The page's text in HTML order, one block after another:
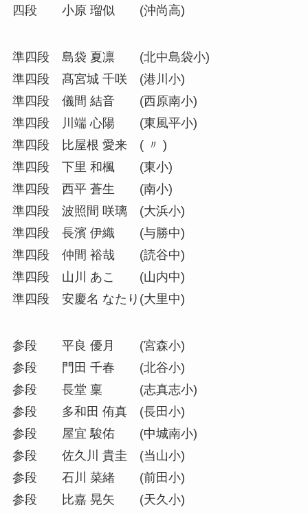
四段 小原 瑠似 (沖尚高)
準四段 島袋 夏凛 (北中島袋小)
準四段 髙宮城 千咲 (港川小)
準四段 儀間 結音 (西原南小)
準四段 川端 心陽 (東風平小)
準四段 比屋根 愛来 ( 〃 )
準四段 下里 和楓 (東小)
準四段 西平 蒼生 (南小)
準四段 波照間 咲璃 (大浜小)
準四段 長濱 伊織 (与勝中)
準四段 仲間 裕哉 (読谷中)
準四段 山川 あこ (山内中)
準四段 安慶名 なたり(大里中)
参段 平良 優月 (宮森小)
参段 門田 千春 (北谷小)
参段 長堂 稟 (志真志小)
参段 多和田 侑真 (長田小)
参段 屋宜 駿佑 (中城南小)
参段 佐久川 貴圭 (当山小)
参段 石川 菜緒 (前田小)
参段 比嘉 晃矢 (天久小)